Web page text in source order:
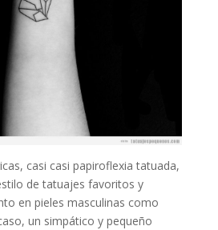
casi casi papiroflexia tatuada,
de tatuajes favoritos y
en pieles masculinas como
un simpático y pequeño